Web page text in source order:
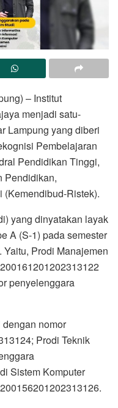
– Institut
menjadi satu-
Lampung yang diberi
Pembelajaran
Pendidikan Tinggi,
Pendidikan,
(Kemendibud-Ristek).
yang dinyatakan layak
A (S-1) pada semester
Prodi Manajemen
penyelenggara
nomor
Prodi Teknik
Sistem Komputer